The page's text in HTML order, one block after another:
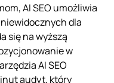
AI SEO umożliwia
dla
się na wyższą
w
AI SEO
audyt, który